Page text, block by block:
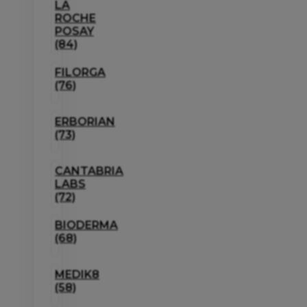
LA
ROCHE
POSAY
(84)
FILORGA
(76)
ERBORIAN
(73)
CANTABRIA
LABS
(72)
BIODERMA
(68)
MEDIK8
(58)